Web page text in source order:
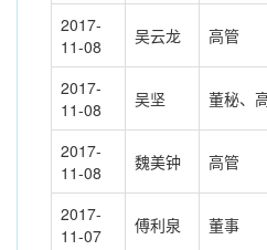
2017-
11-08
吴云龙 高管
2017-
11-08
吴坚 董秘、
2017-
11-08
魏美钟 高管
2017-
11-07
傅利泉 董事